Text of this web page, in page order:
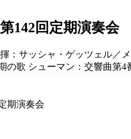
142回定期演奏会
：サッシャ・ゲッツェル／
の歌 シューマン：交響曲第4